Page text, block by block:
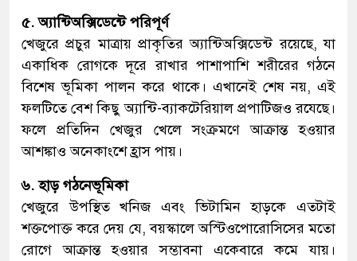
৫. অ্যান্টিঅক্সিডেন্টে পরিপূর্ণ
খেজুরে প্রচুর মাত্রায় প্রাকৃতির অ্যান্টিঅক্সিডেন্ট রয়েছে, যা
একাধিক রোগকে দূরে রাখার পাশাপাশি শরীরের গঠনে
বিশেষ ভূমিকা পালন করে থাকে। এখানেই শেষ নয়, এই
ফলটিতে বেশ কিছু অ্যান্টি-ব্যাকটেরিয়াল প্রপাটিজও রযেছে।
ফলে প্রতিদিন খেজুর খেলে সংক্রমণে আক্রান্ত হওয়ার
আশঙ্কাও অনেকাংশে হ্রাস পায়।
৬. হাড় গঠনেভূমিকা
খেজুরে উপস্থিত খনিজ এবং ভিটামিন হাড়কে এতটাই
শক্তপোক্ত করে দেয় যে, বয়স্কালে অস্টিওপোরোসিসের মতো
রোগে আক্রান্ত হওয়ার সম্ভাবনা একেবারে কমে যায়।